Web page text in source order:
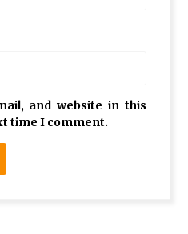
and website in this
time I comment.